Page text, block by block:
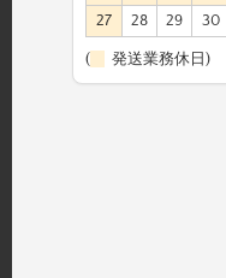
27
28 29 30
( 発送業務休日)